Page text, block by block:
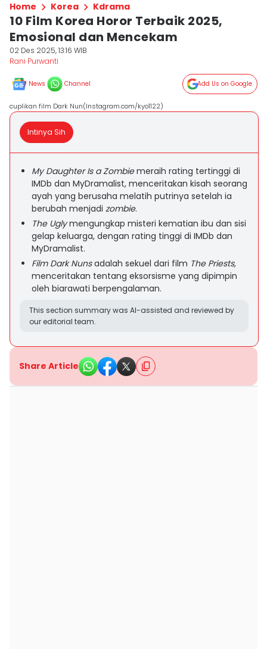
Home Korea Kdrama
10 Film Korea Horor Terbaik 2025,
Emosional dan Mencekam
02 Des 2025, 13:16 WIB
Rani Purwanti
News Channel Add Us on Google
cuplikan film Dark Nun(Instagram.com/kyo1122)
Intinya Sih
My Daughter Is a Zombiemeraih rating tertinggi di
IMDb dan MyDramalist, menceritakan kisah seorang
ayah yang berusaha melatih putrinya setelah ia
berubah menjadi zombie.
The Uglymengungkap misteri kematian ibu dan sisi
gelap keluarga, dengan rating tinggi di IMDb dan
MyDramalist.
Film Dark Nunsadalah sekuel dari film The Priests,
menceritakan tentang eksorsisme yang dipimpin
oleh biarawati berpengalaman.
This section summary was AI-assisted and reviewed by
our editorial team.
Share Article